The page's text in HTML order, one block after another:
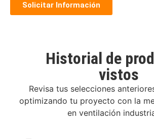
Solicitar Información
Historial de
vistos
Revisa tus selecciones
optimizando tu proyecto con la
en ventilación